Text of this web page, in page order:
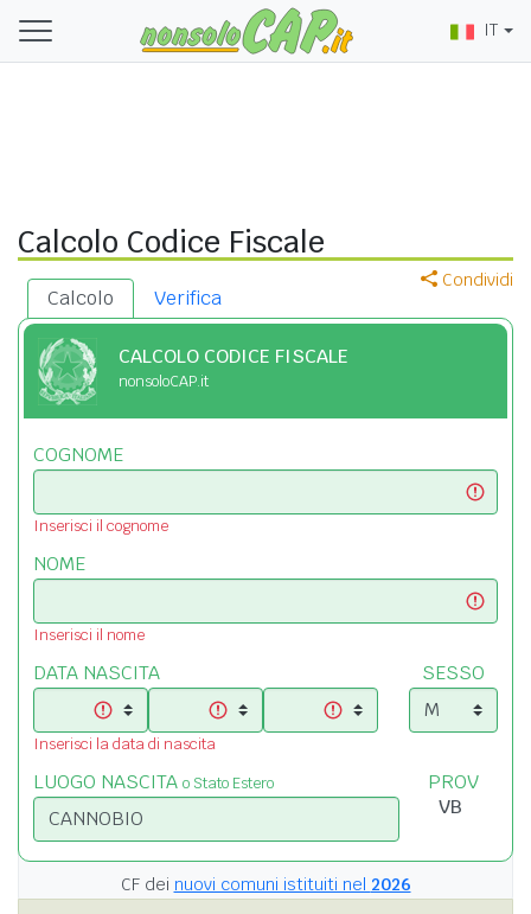
IT
Calcolo Codice Fiscale
Condividi
Calcolo Verifica
CALCOLO CODICE FISCALE
nonsoloCAP.it
COGNOME
Inserisci il cognome
NOME
Inserisci il nome
DATA NASCITA
Inserisci la data di nascita
SESSO
LUOGO NASCITA o Stato Estero PROV
CF dei nuovi comuni istituiti nel 2026